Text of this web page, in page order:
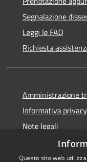
Segnalazione
Leggi le FAQ
Richiesta
Amministrazione
Informativa privacy
Note legali
Dichiarazione di
Questo sito web